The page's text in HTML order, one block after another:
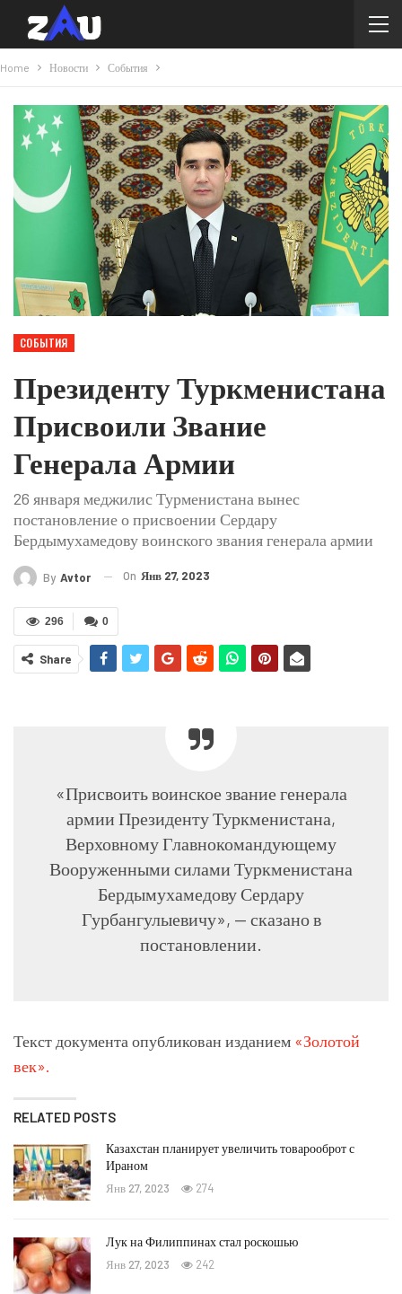
Home Новости События
СОБЫТИЯ
Президенту Туркменистана
Присвоили Звание
Генерала Армии
26 января меджилис Турменистана вынес
постановление о присвоении Сердару
Бердымухамедову воинского звания генерала армии
By Avtor On Янв 27, 2023
0
296
Share
«Присвоить воинское звание генерала
армии Президенту Туркменистана,
Верховному Главнокомандующему
Вооруженными силами Туркменистана
Бердымухамедову Сердару
Гурбангулыевичу», — сказано в
постановлении.
Текст документа опубликован изданием «Золотой
век».
RELATED POSTS
Казахстан планирует увеличить товарооброт с
Ираном
Янв 27, 2023 274
Лук на Филиппинах стал роскошью
Янв 27, 2023 242